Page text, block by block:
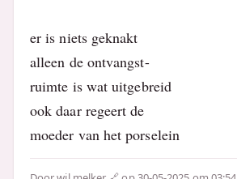
er is niets geknakt
alleen de ontvangst-
ruimte is wat uitgebreid
ook daar regeert de
moeder van het porselein